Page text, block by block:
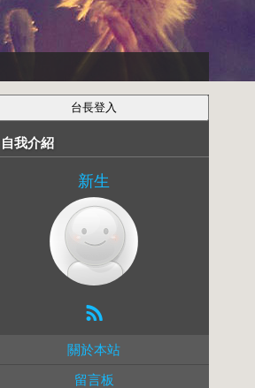
自我介紹
新生
關於本站
留言板